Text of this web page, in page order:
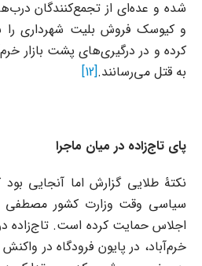
شده و عده‌ای از تجمع‌کنندگان
و کیوسک فروش بلیت شهرداری را
کرده و در درگیری‌های پشت بازار
به قتل می‌رسانند.[12]
پای تاج‌زاده در میان ماجرا
نکتۀ طلایی گزارش اما آنجایی
سیاسی وقت وزارت کشور مصطفی
اجلاس حمایت کرده است. تاج‌زاده
خرم‌آباد، در پایون فرودگاه در